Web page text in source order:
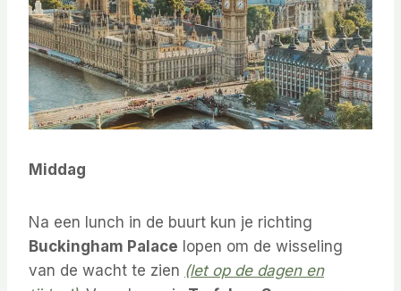
Middag
Na een lunch in de buurt kun je richting
Buckingham Palace lopen om de wisseling
van de wacht te zien (let op de dagen en